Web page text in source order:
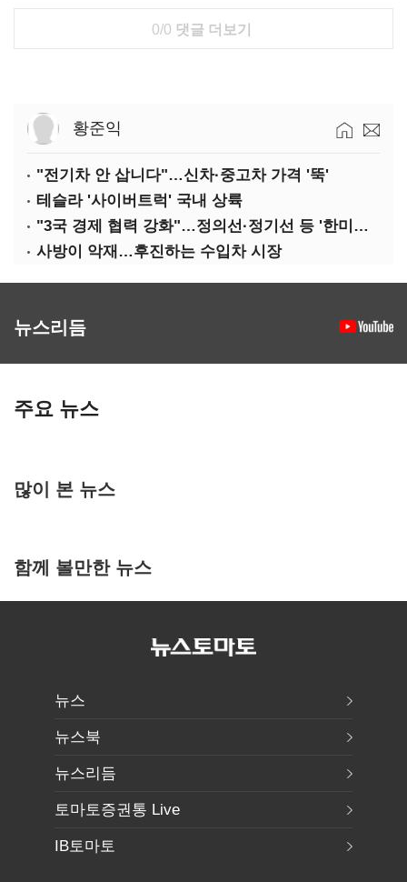
0/0 댓글 더보기
황준익
"전기차 안 삽니다"…신차·중고차 가격 '뚝'
테슬라 '사이버트럭' 국내 상륙
"3국 경제 협력 강화"…정의선·정기선 등 '한미일 경제대화' 참석
사방이 악재…후진하는 수입차 시장
뉴스리듬
주요 뉴스
많이 본 뉴스
함께 볼만한 뉴스
뉴스
뉴스북
뉴스리듬
토마토증권통 Live
IB토마토